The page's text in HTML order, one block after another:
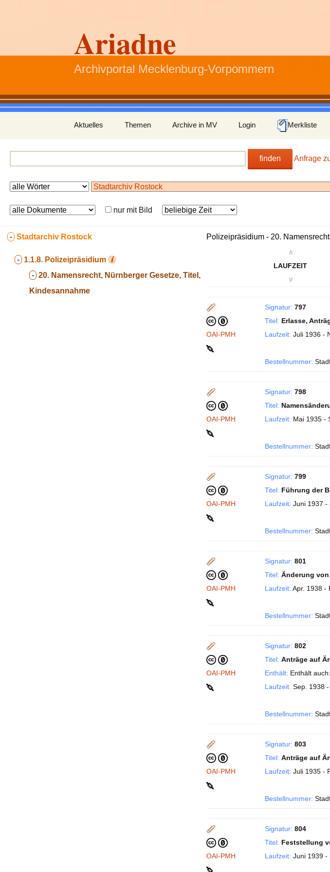
Ariadne
Archivportal Mecklenburg-Vorpommern
Inhalt
springen
Aktuelles Themen Archive in MV Login Merkliste
finden Anfrage
nur mit Bild
- Stadtarchiv Rostock
- 1.1.8. Polizeipräsidium
- 20. Namensrecht, Nürnberger Gesetze, Titel,
Kindesannahme
Polizeipräsidium - 20.
∧
LAUFZEIT
∨
OAI-PMH
Signatur: 797
Titel: Erlasse,
Laufzeit: Juli 1936 -
Bestellnummer:
OAI-PMH
Signatur: 798
Titel:
Laufzeit: Mai 1935 -
Bestellnummer:
OAI-PMH
Signatur: 799
Titel: Führung der
Laufzeit: Juni 1937 -
Bestellnummer:
OAI-PMH
Signatur: 801
Titel: Änderung
Laufzeit: Apr. 1938 -
Bestellnummer:
OAI-PMH
Signatur: 802
Titel: Anträge auf
Enthält: Enthält
Laufzeit: Sep. 1938
Bestellnummer:
OAI-PMH
Signatur: 803
Titel: Anträge auf
Laufzeit: Juli 1935 -
Bestellnummer:
OAI-PMH
Signatur: 804
Titel: Feststellung
Laufzeit: Juni 1939 -